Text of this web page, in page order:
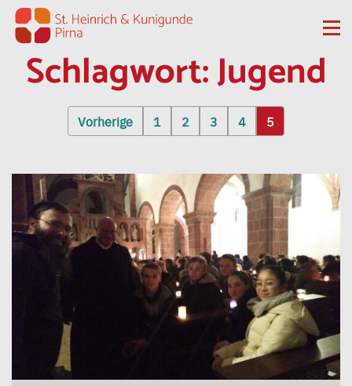
Zum Inhalt springen
Schlagwort:Jugend
Seitennummerierung
der
Beiträge
Vorherige 1 2 3 4 5